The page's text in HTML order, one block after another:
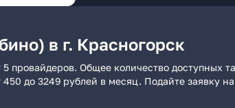
в г. Красногорск
провайдеров. Общее количество доступных
до 3249 рублей в месяц. Подайте заявку